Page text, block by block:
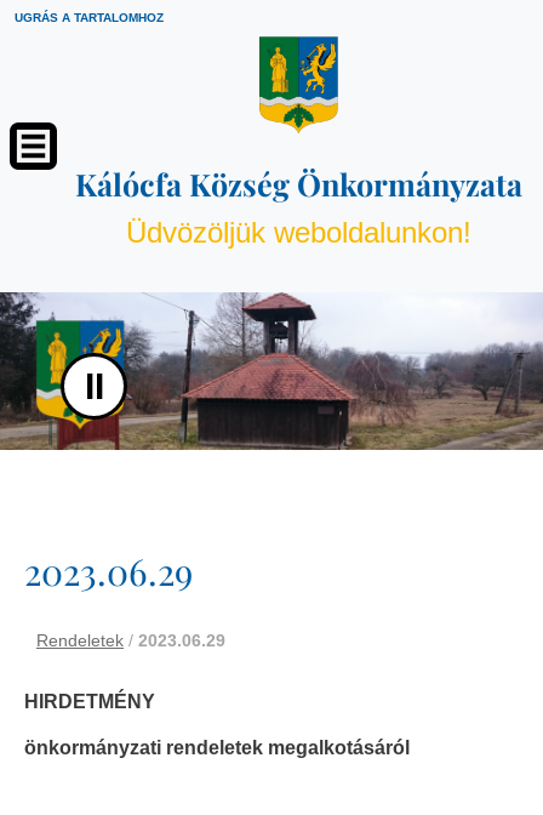
UGRÁS A TARTALOMHOZ
Kálócfa Község Önkormányzata
Üdvözöljük weboldalunkon!
II
2023.06.29
Rendeletek / 2023.06.29
HIRDETMÉNY
önkormányzati rendeletek megalkotásáról